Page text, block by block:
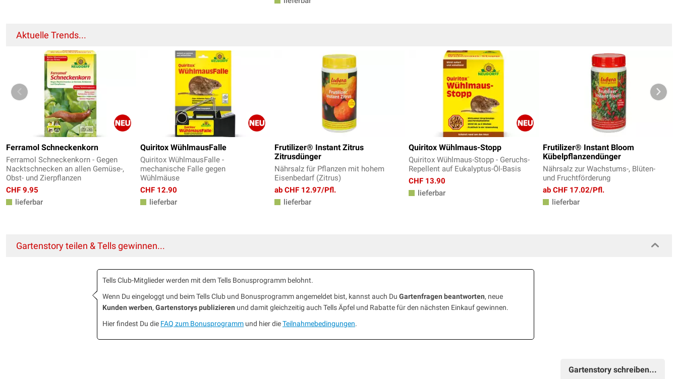
Aktuelle Trends...
Ferramol Schneckenkorn
Ferramol Schneckenkorn - Gegen
Nacktschnecken an allen Gemüse-,
Obst- und Zierpflanzen
CHF 9.95
lieferbar
Quiritox WühlmausFalle
Quiritox WühlmausFalle -
mechanische Falle gegen
Wühlmäuse
CHF 12.90
lieferbar
Frutilizer® Instant Zitrus
Zitrusdünger
Nährsalz für Pflanzen mit hohem
Eisenbedarf (Zitrus)
ab CHF 12.97/Pfl.
lieferbar
Quiritox Wühlmaus-Stopp
Quiritox Wühlmaus-Stopp - Geruchs-
Repellent auf Eukalyptus-Öl-Basis
CHF 13.90
lieferbar
Frutilizer® Instant Bloom
Kübelpflanzendünger
Nährsalz zur Wachstums-, Blüten-
und Fruchtförderung
ab CHF 17.02/Pfl.
lieferbar
Gartenstory teilen & Tells gewinnen...
Tells Club-Mitglieder werden mit dem Tells Bonusprogramm belohnt.
Wenn Du eingeloggt und beim Tells Club und Bonusprogramm angemeldet bist, kannst auch Du Gartenfragen beantworten, neue
Kunden werben, Gartenstorys publizieren und damit gleichzeitig auch Tells Äpfel und Rabatte für den nächsten Einkauf gewinnen.
Hier findest Du die FAQ zum Bonusprogramm und hier dieTeilnahmebedingungen.
Gartenstory schreiben...